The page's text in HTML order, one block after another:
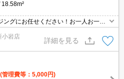
18.58m²
グにお任せください！お一人お一人
します。分からないことは何でもご相
小岩店
詳細を見る
(管理費等：5,000円)